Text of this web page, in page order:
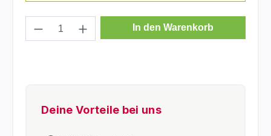
Produkt Anzahl: Gib den gewünschten
In den Warenkorb
Deine Vorteile bei uns